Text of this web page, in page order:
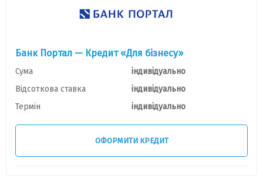
Банк Портал — Кредит «Для бізнесу»
Сума
індивідуально
Відсоткова ставка
індивідуально
Термін
індивідуально
ОФОРМИТИ КРЕДИТ